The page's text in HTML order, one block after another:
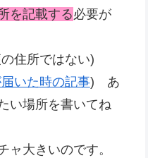
を記載する必要が
住所ではない)
いた時の記事) あ
い場所を書いてね
大きいのです。